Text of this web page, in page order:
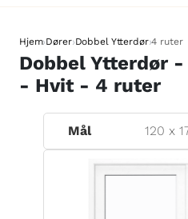
Hjem›Dører›Dobbel Ytterdør›4 ruter
Dobbel Ytterdør
- Hvit - 4 ruter
Mål 120 x